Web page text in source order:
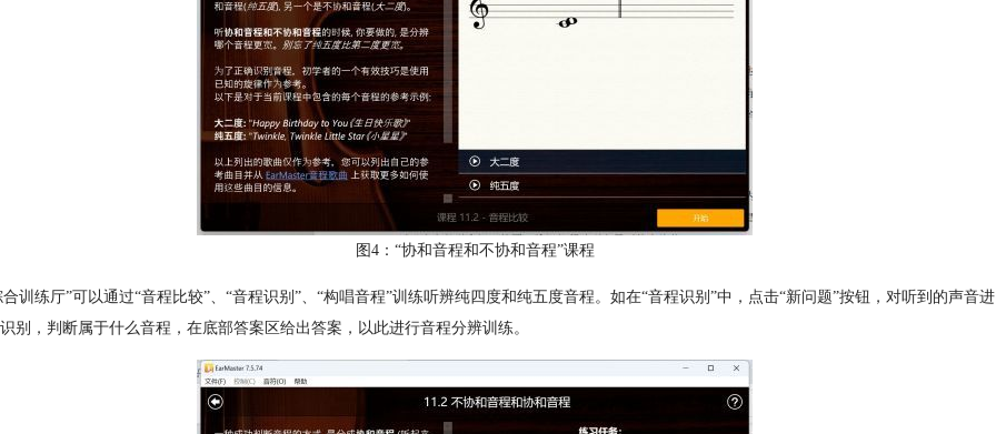
图4：“协和音程和不协和音程”课程
合训练厅”可以通过“音程比较”、“音程识别”、“构唱音程”训练听辨纯四度和纯五度音程。如在“音程识别”中，点击“新问题”按钮，对听到的声音进
别，判断属于什么音程，在底部答案区给出答案，以此进行音程分辨训练。